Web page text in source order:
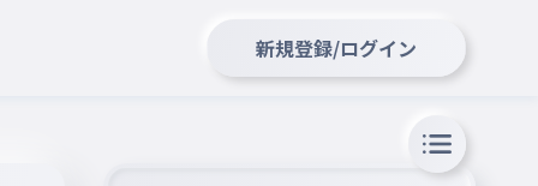
新規登録/ログイン